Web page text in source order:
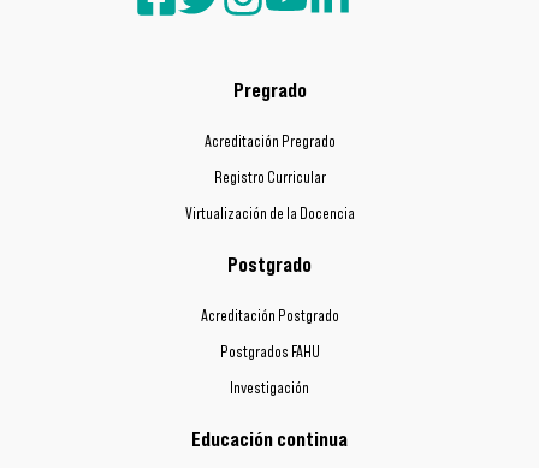
Pregrado
Acreditación Pregrado
Registro Curricular
Virtualización de la Docencia
Postgrado
Acreditación Postgrado
Postgrados FAHU
Investigación
Educación continua